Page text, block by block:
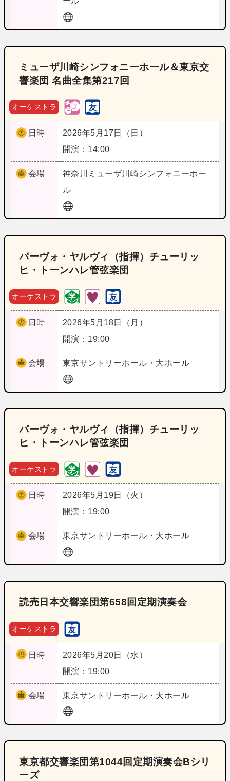
ミューザ川崎シンフォニーホール＆東京交
響楽団 名曲全集第217回
オーケストラ
日時
2026年5月17日（日）
開演：14:00
会場 神奈川 ミューザ川崎シンフォニーホー
ル
パーヴォ・ヤルヴィ（指揮）チューリッ
ヒ・トーンハレ管弦楽団
オーケストラ
日時
2026年5月18日（月）
開演：19:00
会場 東京サントリーホール・大ホール
パーヴォ・ヤルヴィ（指揮）チューリッ
ヒ・トーンハレ管弦楽団
オーケストラ
日時
2026年5月19日（火）
開演：19:00
会場 東京サントリーホール・大ホール
読売日本交響楽団第658回定期演奏会
オーケストラ
日時
2026年5月20日（水）
開演：19:00
会場 東京サントリーホール・大ホール
東京都交響楽団第1044回定期演奏会Bシリ
ーズ